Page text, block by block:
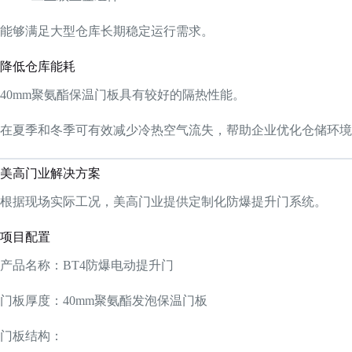
能够满足大型仓库长期稳定运行需求。
降低仓库能耗
40mm聚氨酯保温门板具有较好的隔热性能。
在夏季和冬季可有效减少冷热空气流失，帮助企业优化仓储环
美高门业解决方案
根据现场实际工况，美高门业提供定制化防爆提升门系统。
项目配置
产品名称：BT4防爆电动提升门
门板厚度：40mm聚氨酯发泡保温门板
门板结构：